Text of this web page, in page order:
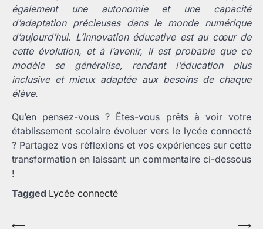
également une autonomie et une capacité
d’adaptation précieuses dans le monde numérique
d’aujourd’hui. L’innovation éducative est au cœur de
cette évolution, et à l’avenir, il est probable que ce
modèle se généralise, rendant l’éducation plus
inclusive et mieux adaptée aux besoins de chaque
élève.
Qu’en pensez-vous ? Êtes-vous prêts à voir votre
établissement scolaire évoluer vers le lycée connecté
? Partagez vos réflexions et vos expériences sur cette
transformation en laissant un commentaire ci-dessous
!
Tagged Lycée connecté
⟵
⟶